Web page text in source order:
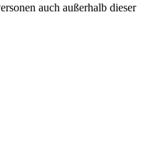
auch außerhalb dieser